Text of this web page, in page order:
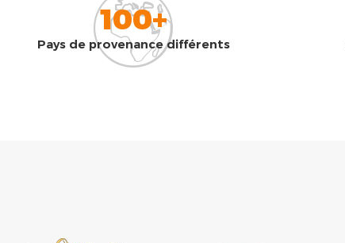
100+
Pays de provenance différents